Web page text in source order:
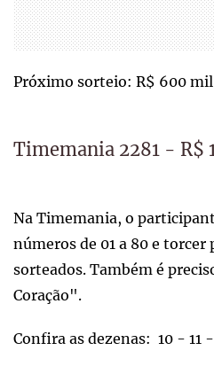
Próximo sorteio: R$ 600
Timemania 2281 - R$
Na Timemania, o
números de 01 a 80 e torcer
sorteados. Também é
Coração".
Confira as dezenas: 10 -